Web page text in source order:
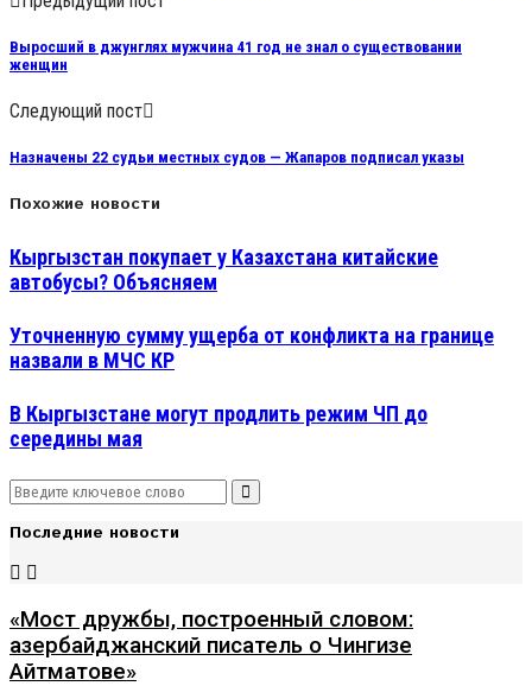
Выросший в джунглях мужчина 41 год не знал о существовании
женщин
Следующий пост
Назначены 22 судьи местных судов — Жапаров подписал указы
Похожие новости
Кыргызстан покупает у Казахстана китайские
автобусы? Объясняем
Уточненную сумму ущерба от конфликта на границе
назвали в МЧС КР
В Кыргызстане могут продлить режим ЧП до
середины мая
Search
for:
Search
Последние новости
«Мост дружбы, построенный словом:
азербайджанский писатель о Чингизе
Айтматове»